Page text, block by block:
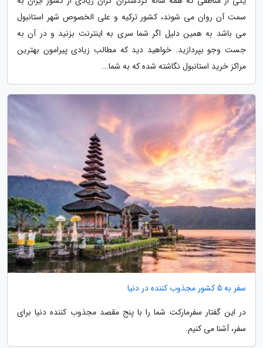
سمت آن روان می شوند، کشور ترکیه و علی الخصوص شهر استانبول
می باشد به همین دلیل اگر شما سری به اینترنت بزنید و در آن به
جست وجو بپردازید. خواهید دید که مطالب زیادی پیرامون بهترین
مراکز خرید استانبول نگاشته شده که به شما...
سفر به 5 کشور مجذوب کننده در دنیا
در این گفتار سفرمارکت شما را با پنج مقصد مجذوب کننده دنیا برای
سفر، آشنا می کنیم.